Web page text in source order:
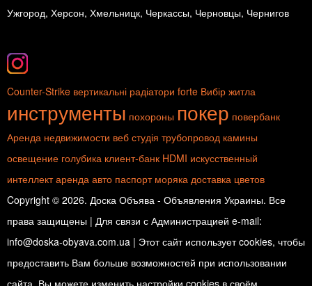
Ужгород, Херсон, Хмельницк, Черкассы, Черновцы, Чернигов
Counter-Strike вертикальні радіатори forte Вибір житла
инструменты похороны покер повербанк
Аренда недвижимости веб студія трубопровод камины
освещение голубика клиент-банк HDMI искусственный
интеллект аренда авто паспорт моряка доставка цветов
Copyright © 2026. Доска Объява - Объявления Украины. Все
права защищены | Для связи с Администрацией e-mail:
info@doska-obyava.com.ua | Этот сайт использует cookies, чтобы
предоставить Вам больше возможностей при использовании
сайта. Вы можете изменить настройки cookies в своём